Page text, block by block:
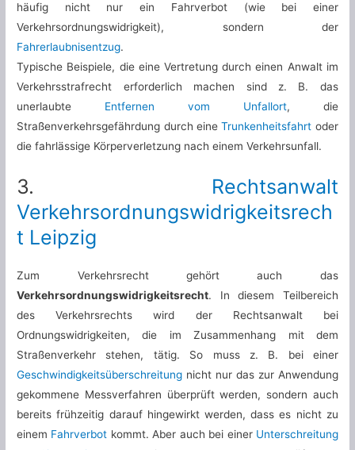
häufig nicht nur ein Fahrverbot (wie bei einer
Verkehrsordnungswidrigkeit), sondern der
Fahrerlaubnisentzug.
Typische Beispiele, die eine Vertretung durch einen Anwalt im
Verkehrsstrafrecht erforderlich machen sind z. B. das
unerlaubte Entfernen vom Unfallort, die
Straßenverkehrsgefährdung durch eineTrunkenheitsfahrt oder
die fahrlässige Körperverletzung nach einem Verkehrsunfall.
3. Rechtsanwalt
Verkehrsordnungswidrigkeitsrech
t Leipzig
Zum Verkehrsrecht gehört auch das
Verkehrsordnungswidrigkeitsrecht. In diesem Teilbereich
des Verkehrsrechts wird der Rechtsanwalt bei
Ordnungswidrigkeiten, die im Zusammenhang mit dem
Straßenverkehr stehen, tätig. So muss z. B. bei einer
Geschwindigkeitsüberschreitung nicht nur das zur Anwendung
gekommene Messverfahren überprüft werden, sondern auch
bereits frühzeitig darauf hingewirkt werden, dass es nicht zu
einem Fahrverbot kommt. Aber auch bei einer Unterschreitung